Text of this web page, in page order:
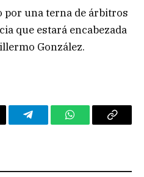
por una terna de árbitros
que estará encabezada
González.
TelegramWhatsAppCopy